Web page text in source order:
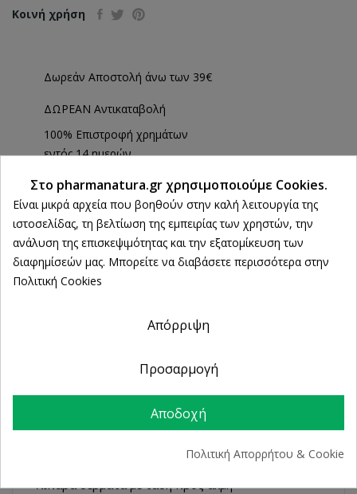
Κοινή χρήση
Δωρεάν Αποστολή άνω των 39€
ΔΩΡΕΑΝ Αντικαταβολή
100% Επιστροφή χρημάτων
εντός 14 ημερών
από 2 Φυσικά Καταστήματα
ΠΕΡΙΓΡΑΦΉ
Eubos Red Solid Washing Bar Στερεή Πλακά
Χωρίς σαπούνι, αλκάλια, συντηρητικά
Με υποαλλεργικό άρωμα
Αποτελεσματικός καθαρισμός της επιδερμίδας
Κατάλληλο για κάθε τύπου δέρματος και για τα
λιπαρά δέρματα με τάση προς ακμή
Στο pharmanatura.gr χρησιμοποιούμε Cookies.
Είναι μικρά αρχεία που βοηθούν στην καλή λειτουργία της
ιστοσελίδας, τη βελτίωση της εμπειρίας των χρηστών, την
ανάλυση της επισκεψιμότητας και την εξατομίκευση των
διαφημίσεών μας. Μπορείτε να διαβάσετε περισσότερα στην
Πολιτική Cookies
Απόρριψη
Προσαρμογή
Αποδοχή
Πολιτική Απορρήτου & Cookie